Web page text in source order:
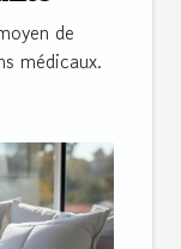
de
médicaux.